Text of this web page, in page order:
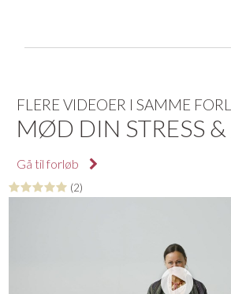
FLERE VIDEOER I SAMME
MØD DIN STRESS
Gå til forløb
(2)